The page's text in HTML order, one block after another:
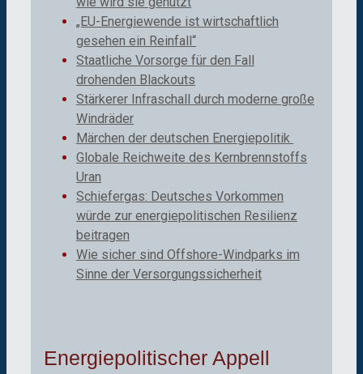
„EU-Energiewende ist wirtschaftlich
gesehen ein Reinfall“
Staatliche Vorsorge für den Fall
drohenden Blackouts
Stärkerer Infraschall durch moderne große
Windräder
Märchen der deutschen Energiepolitik
Globale Reichweite des Kernbrennstoffs
Uran
Schiefergas: Deutsches Vorkommen
würde zur energiepolitischen Resilienz
beitragen
Wie sicher sind Offshore-Windparks im
Sinne der Versorgungssicherheit
Energiepolitischer Appell